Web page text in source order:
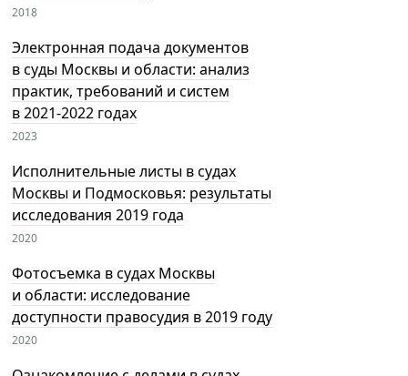
2018
Электронная подача документов
в суды Москвы и области: анализ
практик, требований и систем
в 2021-2022 годах
2023
Исполнительные листы в судах
Москвы и Подмосковья: результаты
исследования 2019 года
2020
Фотосъемка в судах Москвы
и области: исследование
доступности правосудия в 2019 году
2020